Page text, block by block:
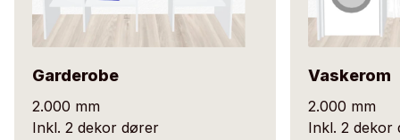
Garderobe
2.000 mm
Inkl. 2 dekor dører
Vaskerom
2.000 mm
Inkl. 2 dekor